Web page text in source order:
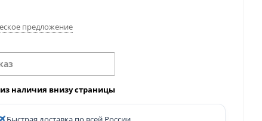
предложение
наличия внизу страницы